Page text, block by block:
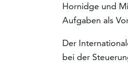
Hornidge und
Aufgaben als
Der
bei der